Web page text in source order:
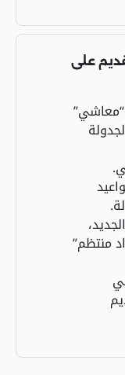
على
“معاشي”
منتظم”